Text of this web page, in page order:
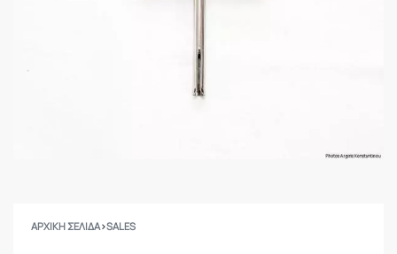
ΑΡΧΙΚΉ ΣΕΛΊΔΑ›SALES